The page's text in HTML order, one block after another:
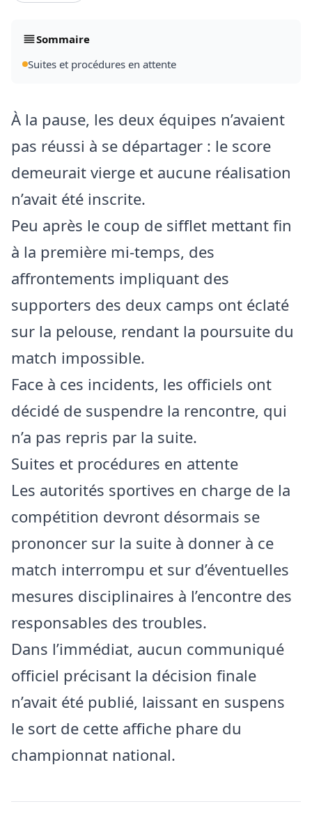
Sommaire
Suites et procédures en attente
À la pause, les deux équipes n’avaient
pas réussi à se départager : le score
demeurait vierge et aucune réalisation
n’avait été inscrite.
Peu après le coup de sifflet mettant fin
à la première mi-temps, des
affrontements impliquant des
supporters des deux camps ont éclaté
sur la pelouse, rendant la poursuite du
match impossible.
Face à ces incidents, les officiels ont
décidé de suspendre la rencontre, qui
n’a pas repris par la suite.
Suites et procédures en attente
Les autorités sportives en charge de la
compétition devront désormais se
prononcer sur la suite à donner à ce
match interrompu et sur d’éventuelles
mesures disciplinaires à l’encontre des
responsables des troubles.
Dans l’immédiat, aucun communiqué
officiel précisant la décision finale
n’avait été publié, laissant en suspens
le sort de cette affiche phare du
championnat national.